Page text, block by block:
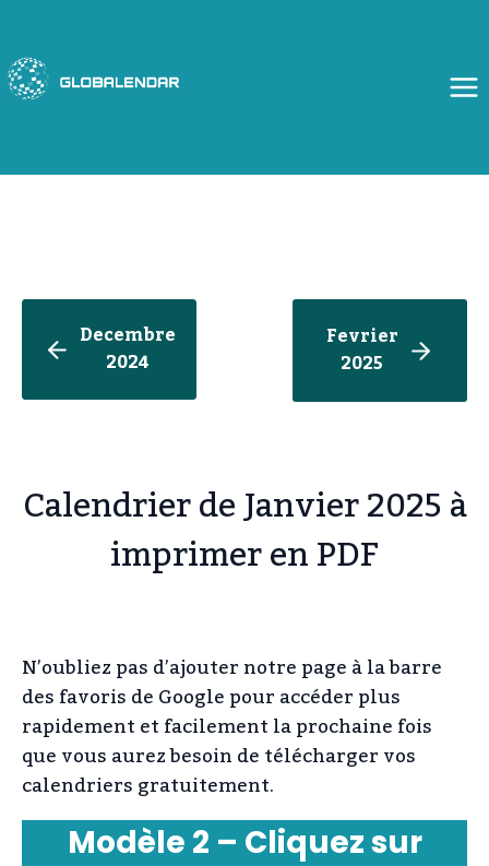
contenu
Decembre
2024
Fevrier
2025
Calendrier de Janvier 2025 à
imprimer en PDF
N’oubliez pas d’ajouter notre page à la barre
des favoris de Google pour accéder plus
rapidement et facilement la prochaine fois
que vous aurez besoin de télécharger vos
calendriers gratuitement.
Modèle 2 – Cliquez sur